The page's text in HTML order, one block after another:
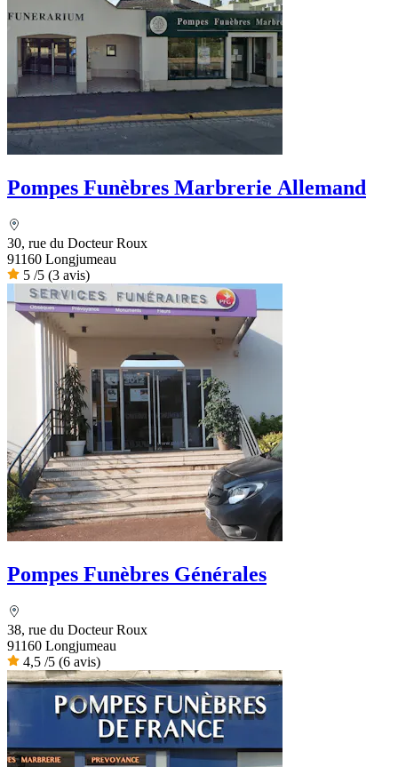
Pompes Funèbres Marbrerie Allemand
30, rue du Docteur Roux
91160 Longjumeau
5 /5 (3 avis)
Pompes Funèbres Générales
38, rue du Docteur Roux
91160 Longjumeau
4,5 /5 (6 avis)